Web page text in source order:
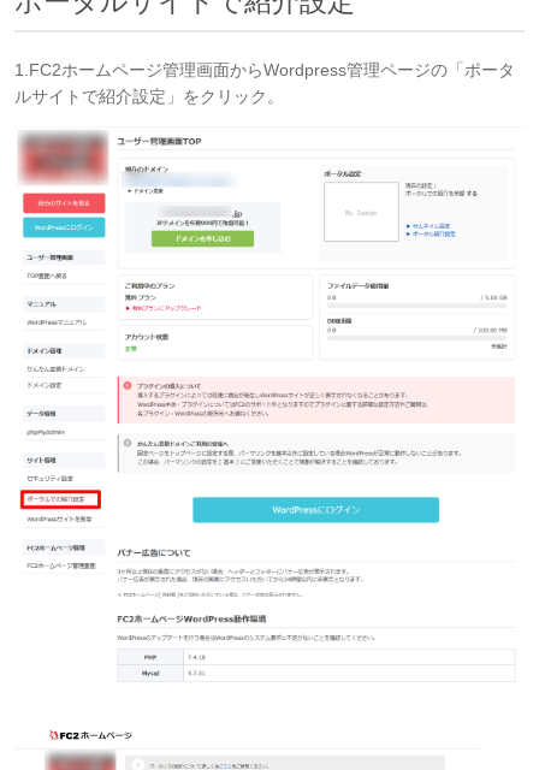
1.FC2ホームページ管理画面からWordpress管理ページの「ポータ
ルサイトで紹介設定」をクリック。